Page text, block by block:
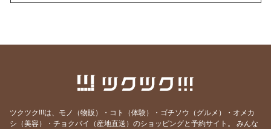
け、軽やかに挑戦し続ける秘訣
るほど心が動いた理由
ツクツク!!!は、モノ（物販）・コト（体験）・ゴチソウ（グルメ）・オメカ
シ（美容）・チョクバイ（産地直送）のショッピングと予約サイト。
みんな